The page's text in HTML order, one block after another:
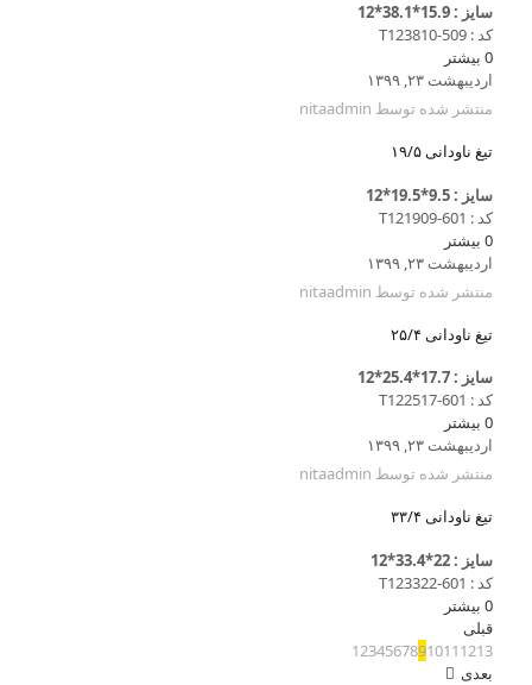
سایز : 15.9*38.1*12
کد : T123810-509
0 بیشتر
اردیبهشت ۲۳, ۱۳۹۹
منتشر شده توسط nitaadmin
تیغ ناودانی ۱۹/۵
سایز : 9.5*19.5*12
کد : T121909-601
0 بیشتر
اردیبهشت ۲۳, ۱۳۹۹
منتشر شده توسط nitaadmin
تیغ ناودانی ۲۵/۴
سایز : 17.7*25.4*12
کد : T122517-601
0 بیشتر
اردیبهشت ۲۳, ۱۳۹۹
منتشر شده توسط nitaadmin
تیغ ناودانی ۳۳/۴
سایز : 22*33.4*12
کد : T123322-601
0 بیشتر
قبلی
12345678910111213
بعدی